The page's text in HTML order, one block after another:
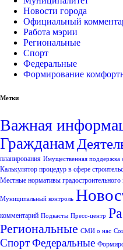
Новости города
Официальный
Работа мэрии
Региональные
Спорт
Федеральные
Формирование
Метки
Важная
Гражданам
планирования Имущественная
Калькулятор процедур в сфере
Местные нормативы градостроительного
Муниципальный контроль
комментарий Подкасты Пресс-центр
Региональные СМИ о нас
СпортФедеральные